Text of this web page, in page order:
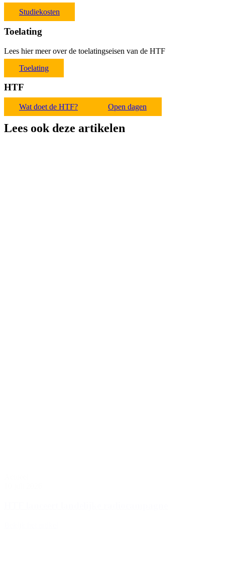
Studiekosten
Toelating
Lees hier meer over de toelatingseisen van de HTF
Toelating
HTF
Wat doet de HTF? Open dagen
Lees ook deze artikelen